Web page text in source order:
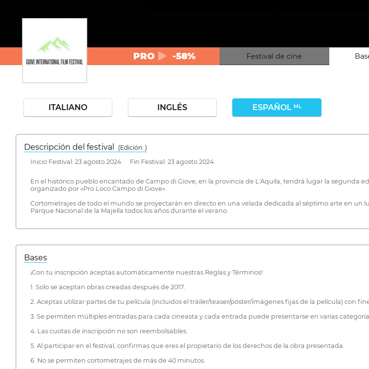
PRO -58% Festival de cine
ITALIANO INGLÉS ESPAÑOL ML
Descripción del festival
( Edición: )
Inicio Festival: 23 agosto 2024 Fin Festival: 23 agosto 2024
En el histórico pueblo encantado de Campo di Giove, en la provincia de L'Aquila, tendrá lugar la segunda
organizado por «Pro Loco Campo di Giove».
Cortometrajes de todo el mundo se proyectarán en directo en una velada dedicada al séptimo arte en
Parque Nacional de la Majella todos los años durante el verano.
Bases
¡Con tu inscripción aceptas automáticamente nuestras Reglas y Términos!
1. Solo se aceptan obras creadas después de 2017.
2. Aceptas utilizar partes de tu película (incluidos el tráiler/teaser/póster/imágenes fijas de la película) con
3. Se permiten múltiples entradas para cada cineasta y cada entrada puede presentarse en varias
4. Las cuotas de inscripción no son reembolsables.
5. Al participar en el festival, confirmas que eres el propietario de los derechos de la obra presentada.
6. No se permiten cortometrajes de más de 40 minutos.